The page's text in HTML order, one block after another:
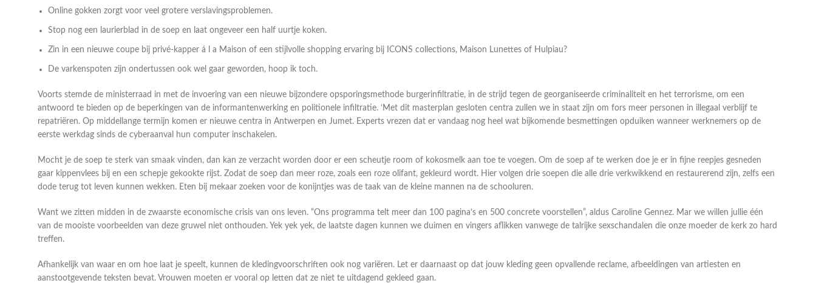
Online gokken zorgt voor veel grotere verslavingsproblemen.
Stop nog een laurierblad in de soep en laat ongeveer een half uurtje koken.
Zin in een nieuwe coupe bij privé-kapper á l a Maison of een stijlvolle shopping ervaring bij ICONS collections, Maison Lunettes of Hulpiau?
De varkenspoten zijn ondertussen ook wel gaar geworden, hoop ik toch.
Voorts stemde de ministerraad in met de invoering van een nieuwe bijzondere opsporingsmethode burgerinfiltratie, in de strijd tegen de georganiseerde criminaliteit en het terrorisme, om een
antwoord te bieden op de beperkingen van de informantenwerking en politionele infiltratie. ‘Met dit masterplan gesloten centra zullen we in staat zijn om fors meer personen in illegaal verblijf te
repatriëren. Op middellange termijn komen er nieuwe centra in Antwerpen en Jumet. Experts vrezen dat er vandaag nog heel wat bijkomende besmettingen opduiken wanneer werknemers op de
eerste werkdag sinds de cyberaanval hun computer inschakelen.
Mocht je de soep te sterk van smaak vinden, dan kan ze verzacht worden door er een scheutje room of kokosmelk aan toe te voegen. Om de soep af te werken doe je er in fijne reepjes gesneden
gaar kippenvlees bij en een schepje gekookte rijst. Zodat de soep dan meer roze, zoals een roze olifant, gekleurd wordt. Hier volgen drie soepen die alle drie verkwikkend en restaurerend zijn, zelfs een
dode terug tot leven kunnen wekken. Eten bij mekaar zoeken voor de konijntjes was de taak van de kleine mannen na de schooluren.
Want we zitten midden in de zwaarste economische crisis van ons leven. “Ons programma telt meer dan 100 pagina’s en 500 concrete voorstellen”, aldus Caroline Gennez. Mar we willen jullie één
van de mooiste voorbeelden van deze gruwel niet onthouden. Yek yek yek, de laatste dagen kunnen we duimen en vingers aflikken vanwege de talrijke sexschandalen die onze moeder de kerk zo hard
treffen.
Afhankelijk van waar en om hoe laat je speelt, kunnen de kledingvoorschriften ook nog variëren. Let er daarnaast op dat jouw kleding geen opvallende reclame, afbeeldingen van artiesten en
aanstootgevende teksten bevat. Vrouwen moeten er vooral op letten dat ze niet te uitdagend gekleed gaan.